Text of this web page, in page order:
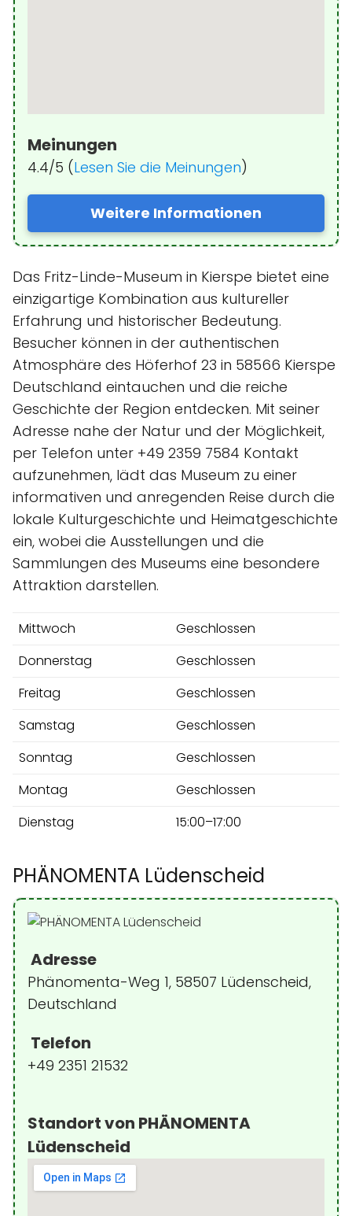
Meinungen
4.4/5 (Lesen Sie die Meinungen)
Weitere Informationen
Das Fritz-Linde-Museum in Kierspe bietet eine
einzigartige Kombination aus kultureller
Erfahrung und historischer Bedeutung.
Besucher können in der authentischen
Atmosphäre des Höferhof 23 in 58566 Kierspe
Deutschland eintauchen und die reiche
Geschichte der Region entdecken. Mit seiner
Adresse nahe der Natur und der Möglichkeit,
per Telefon unter +49 2359 7584 Kontakt
aufzunehmen, lädt das Museum zu einer
informativen und anregenden Reise durch die
lokale Kulturgeschichte und Heimatgeschichte
ein, wobei die Ausstellungen und die
Sammlungen des Museums eine besondere
Attraktion darstellen.
Mittwoch
Geschlossen
Donnerstag
Geschlossen
Freitag
Geschlossen
Samstag
Geschlossen
Sonntag
Geschlossen
Montag
Geschlossen
Dienstag
15:00–17:00
PHÄNOMENTA Lüdenscheid
Adresse
Phänomenta-Weg 1, 58507 Lüdenscheid,
Deutschland
Telefon
+49 2351 21532
Standort von PHÄNOMENTA
Lüdenscheid